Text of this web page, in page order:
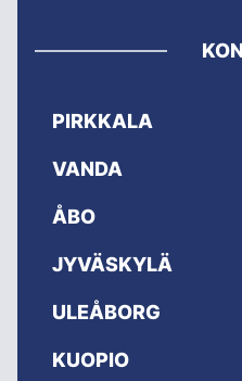
PIRKKALA
VANDA
ÅBO
JYVÄSKYLÄ
ULEÅBORG
KUOPIO